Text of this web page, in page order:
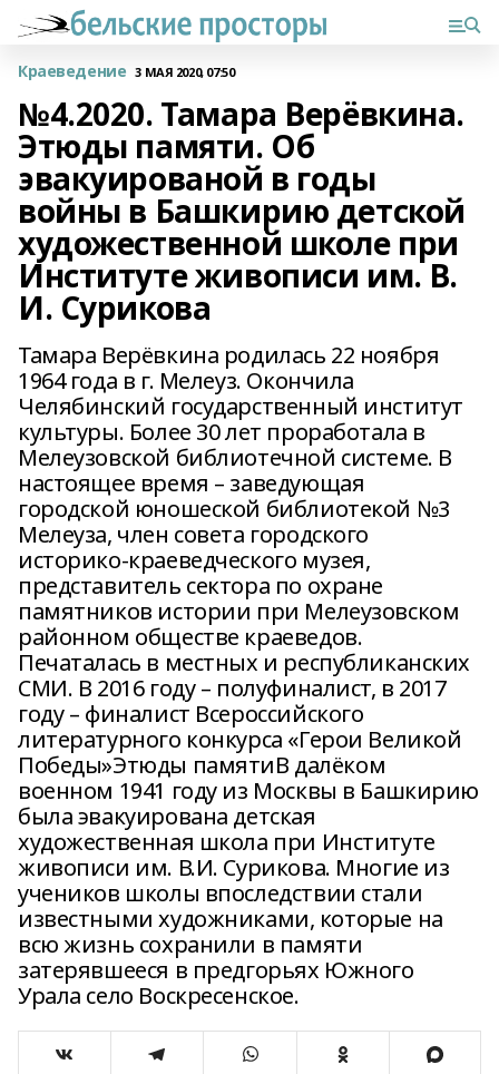
Краеведение 3 МАЯ 2020, 07:50
№4.2020. Тамара Верёвкина.
Этюды памяти. Об
эвакуированой в годы
войны в Башкирию детской
художественной школе при
Институте живописи им. В.
И. Сурикова
Тамара Верёвкина родилась 22 ноября
1964 года в г. Мелеуз. Окончила
Челябинский государственный институт
культуры. Более 30 лет проработала в
Мелеузовской библиотечной системе. В
настоящее время – заведующая
городской юношеской библиотекой №3
Мелеуза, член совета городского
историко-краеведческого музея,
представитель сектора по охране
памятников истории при Мелеузовском
районном обществе краеведов.
Печаталась в местных и республиканских
СМИ. В 2016 году – полуфиналист, в 2017
году – финалист Всероссийского
литературного конкурса «Герои Великой
Победы»Этюды памятиВ далёком
военном 1941 году из Москвы в Башкирию
была эвакуирована детская
художественная школа при Институте
живописи им. В.И. Сурикова. Многие из
учеников школы впоследствии стали
известными художниками, которые на
всю жизнь сохранили в памяти
затерявшееся в предгорьях Южного
Урала село Воскресенское.